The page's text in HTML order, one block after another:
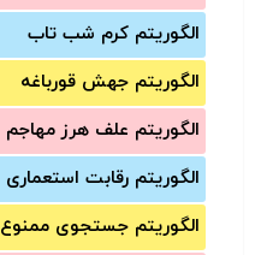
الگوریتم کرم شب تاب
الگوریتم جهش قورباغه
الگوریتم علف هرز مهاجم
الگوریتم رقابت استعماری
الگوریتم جستجوی ممنوع